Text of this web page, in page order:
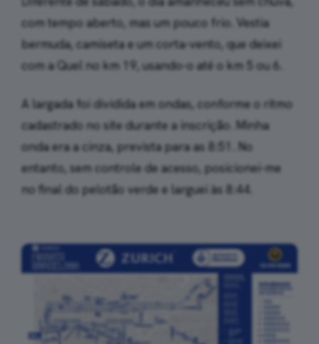
com tempo aberto, mas um pouco frio. Vestia
bermuda, camiseta e um corta-vento, que deixei
com a Quel no km 19, usando-o até o km 5 ou 6.
A largada foi dividida em ondas, conforme o ritmo
cadastrado no site durante a inscrição. Minha
onda era a cinza, prevista para as 8:51. No
entanto, sem controle de acesso, posicionei-me
no final do pelotão verde e larguei às 8:44.